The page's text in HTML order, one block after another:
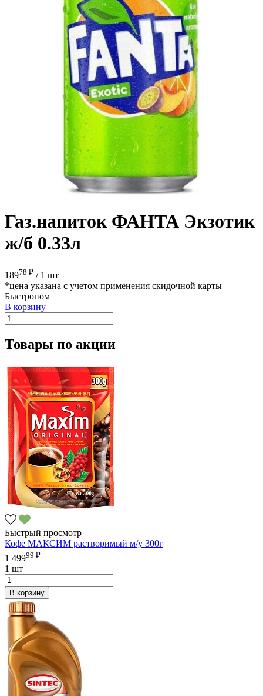
Газ.напиток ФАНТА Экзотик
ж/б 0.33л
18978 ₽ / 1 шт
*цена указана с учетом применения скидочной карты
Быстроном
В корзину
Товары по акции
Быстрый просмотр
Кофе МАКСИМ растворимый м/у 300г
1 49999 ₽
1 шт
В корзину